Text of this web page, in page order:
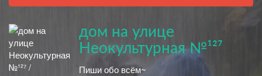
дом на улице
Неокультурная №¹²⁷
Пиши обо всём~